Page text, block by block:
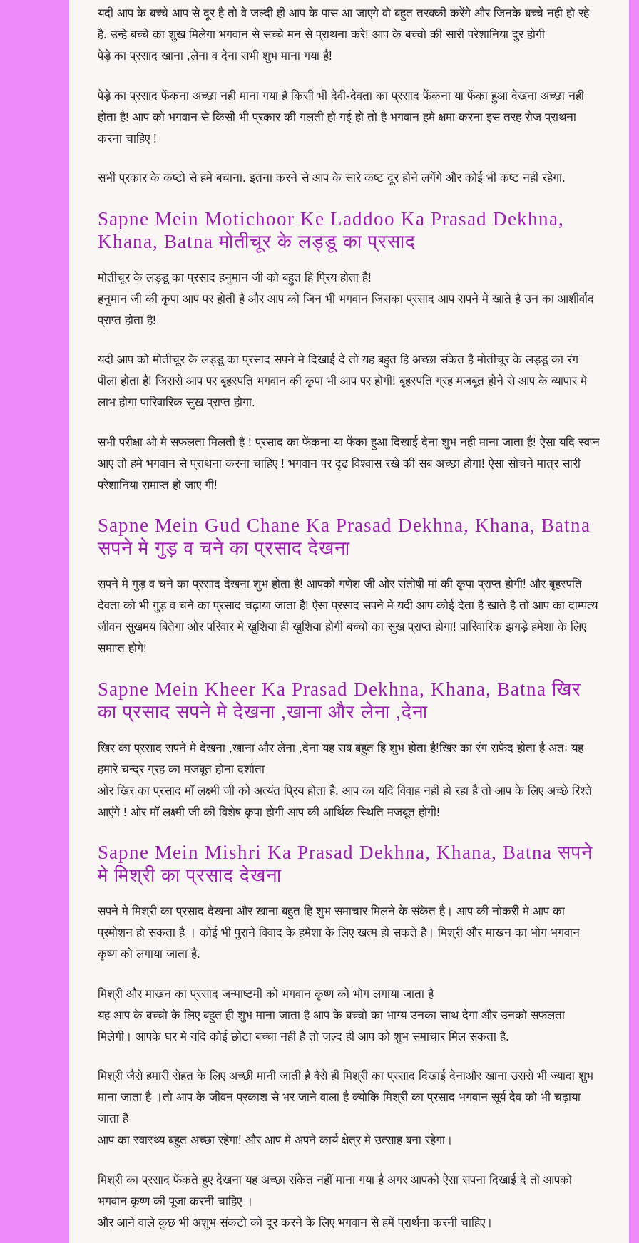
यदी आप के बच्चे आप से दूर है तो वे जल्दी ही आप के पास आ जाएगे वो बहुत तरक्की करेंगे और जिनके बच्चे नही हो रहे
है. उन्हे बच्चे का शुख मिलेगा भगवान से सच्चे मन से प्राथना करे! आप के बच्चो की सारी परेशानिया दुर होगी
पेड़े का प्रसाद खाना ,लेना व देना सभी शुभ माना गया है!
पेड़े का प्रसाद फेंकना अच्छा नही माना गया है किसी भी देवी-देवता का प्रसाद फेंकना या फेंका हुआ देखना अच्छा नही
होता है! आप को भगवान से किसी भी प्रकार की गलती हो गई हो तो है भगवान हमे क्षमा करना इस तरह रोज प्राथना
करना चाहिए !
सभी प्रकार के कष्टो से हमे बचाना. इतना करने से आप के सारे कष्ट दूर होने लगेंगे और कोई भी कष्ट नही रहेगा.
Sapne Mein Motichoor Ke Laddoo Ka Prasad Dekhna,
Khana, Batna मोतीचूर के लड्डू का प्रसाद
मोतीचूर के लड्डू का प्रसाद हनुमान जी को बहुत हि प्रिय होता है!
हनुमान जी की कृपा आप पर होती है और आप को जिन भी भगवान जिसका प्रसाद आप सपने मे खाते है उन का आशीर्वाद
प्राप्त होता है!
यदी आप को मोतीचूर के लड्डू का प्रसाद सपने मे दिखाई दे तो यह बहुत हि अच्छा संकेत है मोतीचूर के लड्डू का रंग
पीला होता है! जिससे आप पर बृहस्पति भगवान की कृपा भी आप पर होगी! बृहस्पति ग्रह मजबूत होने से आप के व्यापार मे
लाभ होगा पारिवारिक सुख प्राप्त होगा.
सभी परीक्षा ओ मे सफलता मिलती है ! प्रसाद का फेंकना या फेंका हुआ दिखाई देना शुभ नही माना जाता है! ऐसा यदि स्वप्न
आए तो हमे भगवान से प्राथना करना चाहिए ! भगवान पर दृढ विश्वास रखे की सब अच्छा होगा! ऐसा सोचने मात्र सारी
परेशानिया समाप्त हो जाए गी!
Sapne Mein Gud Chane Ka Prasad Dekhna, Khana, Batna
सपने मे गुड़ व चने का प्रसाद देखना
सपने मे गुड़ व चने का प्रसाद देखना शुभ होता है! आपको गणेश जी ओर संतोषी मां की कृपा प्राप्त होगी! और बृहस्पति
देवता को भी गुड़ व चने का प्रसाद चढ़ाया जाता है! ऐसा प्रसाद सपने मे यदी आप कोई देता है खाते है तो आप का दाम्पत्य
जीवन सुखमय बितेगा ओर परिवार मे खुशिया ही खुशिया होगी बच्चो का सुख प्राप्त होगा! पारिवारिक झगड़े हमेशा के लिए
समाप्त होगे!
Sapne Mein Kheer Ka Prasad Dekhna, Khana, Batna खिर
का प्रसाद सपने मे देखना ,खाना और लेना ,देना
खिर का प्रसाद सपने मे देखना ,खाना और लेना ,देना यह सब बहुत हि शुभ होता है!खिर का रंग सफेद होता है अतः यह
हमारे चन्द्र ग्रह का मजबूत होना दर्शाता
ओर खिर का प्रसाद मॉ लक्ष्मी जी को अत्यंत प्रिय होता है. आप का यदि विवाह नही हो रहा है तो आप के लिए अच्छे रिश्ते
आएंगे ! ओर मॉ लक्ष्मी जी की विशेष कृपा होगी आप की आर्थिक स्थिति मजबूत होगी!
Sapne Mein Mishri Ka Prasad Dekhna, Khana, Batna सपने
मे मिश्री का प्रसाद देखना
सपने मे मिश्री का प्रसाद देखना और खाना बहुत हि शुभ समाचार मिलने के संकेत है। आप की नोकरी मे आप का
प्रमोशन हो सकता है । कोई भी पुराने विवाद के हमेशा के लिए खत्म हो सकते है। मिश्री और माखन का भोग भगवान
कृष्ण को लगाया जाता है.
मिश्री और माखन का प्रसाद जन्माष्टमी को भगवान कृष्ण को भोग लगाया जाता है
यह आप के बच्चो के लिए बहुत ही शुभ माना जाता है आप के बच्चो का भाग्य उनका साथ देगा और उनको सफलता
मिलेगी। आपके घर मे यदि कोई छोटा बच्चा नही है तो जल्द ही आप को शुभ समाचार मिल सकता है.
मिश्री जैसे हमारी सेहत के लिए अच्छी मानी जाती है वैसे ही मिश्री का प्रसाद दिखाई देनाऔर खाना उससे भी ज्यादा शुभ
माना जाता है ।तो आप के जीवन प्रकाश से भर जाने वाला है क्योकि मिश्री का प्रसाद भगवान सूर्य देव को भी चढ़ाया
जाता है
आप का स्वास्थ्य बहुत अच्छा रहेगा! और आप मे अपने कार्य क्षेत्र मे उत्साह बना रहेगा।
मिश्री का प्रसाद फेंकते हुए देखना यह अच्छा संकेत नहीं माना गया है अगर आपको ऐसा सपना दिखाई दे तो आपको
भगवान कृष्ण की पूजा करनी चाहिए ।
और आने वाले कुछ भी अशुभ संकटो को दूर करने के लिए भगवान से हमें प्रार्थना करनी चाहिए।